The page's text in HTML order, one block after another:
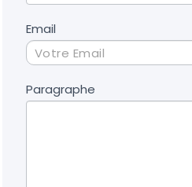
Email
Paragraphe